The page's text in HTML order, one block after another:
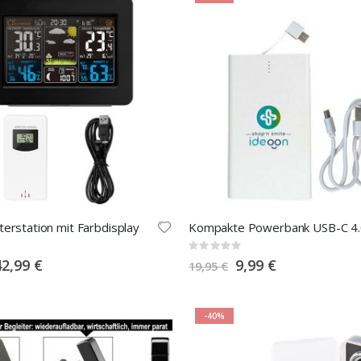
mit Farbdisplay
€
Rating:
0%
19,95 € Special
Price
9,99 €
-40%